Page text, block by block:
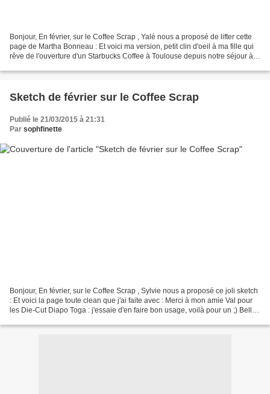
Bonjour, En février, sur le Coffee Scrap , Yalé nous a proposé de lifter cette
page de Martha Bonneau : Et voici ma version, petit clin d'oeil à ma fille qui
rêve de l'ouverture d'un Starbucks Coffee à Toulouse depuis notre séjour à
Sketch de février sur le Coffee Scrap
Publié le 21/03/2015 à 21:31
Par sophfinette
Bonjour, En février, sur le Coffee Scrap , Sylvie nous a proposé ce joli sketch
: Et voici la page toute clean que j'ai faite avec : Merci à mon amie Val pour
les Die-Cut Diapo Toga : j'essaie d'en faire bon usage, voilà pour un ;) Belle